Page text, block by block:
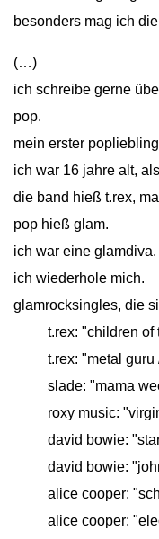
besonders mag ich
(…)
ich schreibe gerne
pop.
mein erster
ich war 16 jahre alt,
die band hieß t.rex,
pop hieß glam.
ich war eine glamdiva.
ich wiederhole mich.
glamrocksingles, die
t.rex: "children of
t.rex: "metal guru
slade: "mama
roxy music:
david bowie:
david bowie:
alice cooper:
alice cooper: